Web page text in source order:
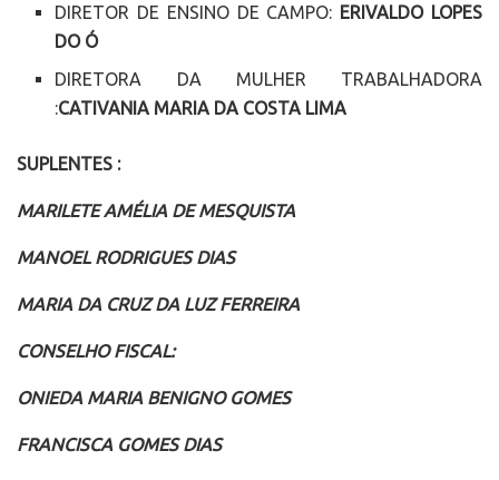
DIRETOR DE ENSINO DE CAMPO: ERIVALDO LOPES
DO Ó
DIRETORA DA MULHER TRABALHADORA
:CATIVANIA MARIA DA COSTA LIMA
SUPLENTES :
MARILETE AMÉLIA DE MESQUISTA
MANOEL RODRIGUES DIAS
MARIA DA CRUZ DA LUZ FERREIRA
CONSELHO FISCAL:
ONIEDA MARIA BENIGNO GOMES
FRANCISCA GOMES DIAS